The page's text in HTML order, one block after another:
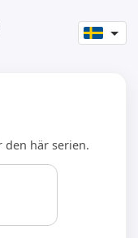
den här serien.